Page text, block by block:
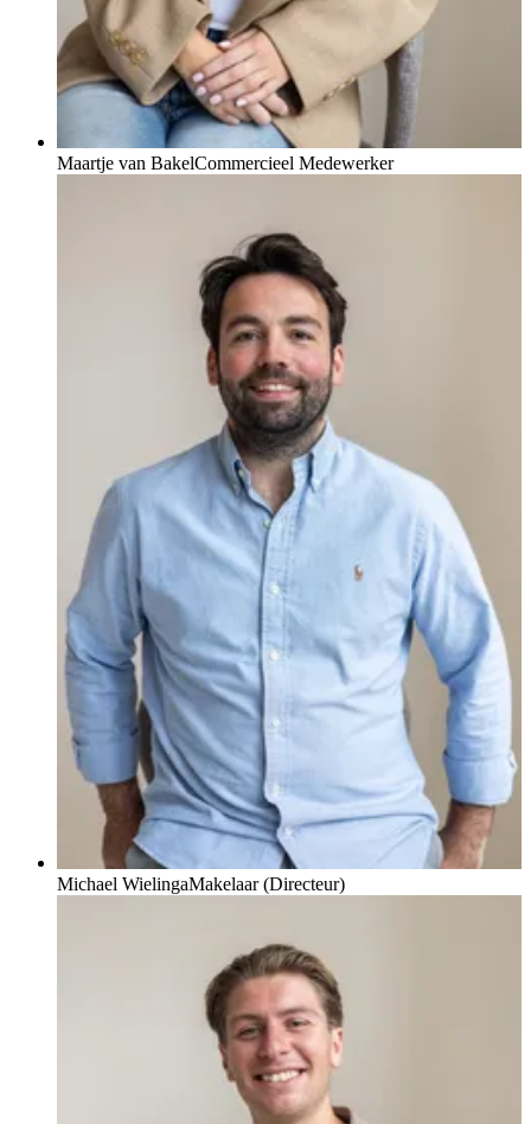
Maartje van BakelCommercieel Medewerker
Michael WielingaMakelaar (Directeur)